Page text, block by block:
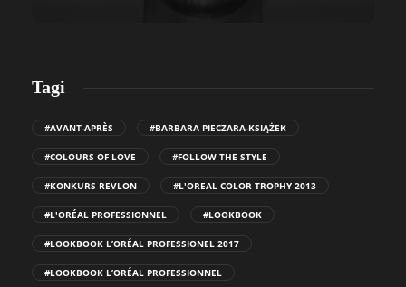
Tagi
#AVANT-APRÈS #BARBARA PIECZARA-KSIĄŻEK
#COLOURS OF LOVE #FOLLOW THE STYLE
#KONKURS REVLON #L'OREAL COLOR TROPHY 2013
#L'ORÉAL PROFESSIONNEL #LOOKBOOK
#LOOKBOOK L’ORÉAL PROFESSIONEL 2017
#LOOKBOOK L’ORÉAL PROFESSIONNEL